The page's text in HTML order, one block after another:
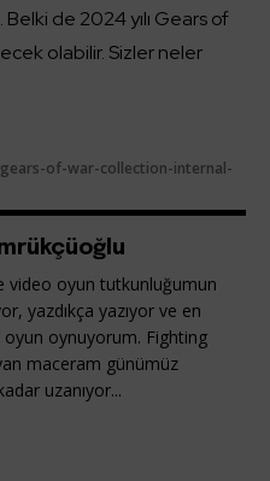
Belki de 2024 yılı Gears of
olabilir. Sizler neler
of-war-collection-internal-
video oyun tutkunluğumun
yazdıkça yazıyor ve en
oynuyorum. Fighting
maceram günümüz
uzanıyor...